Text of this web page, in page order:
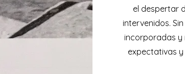
el despertar
intervenidos.
incorporadas y
expectativas